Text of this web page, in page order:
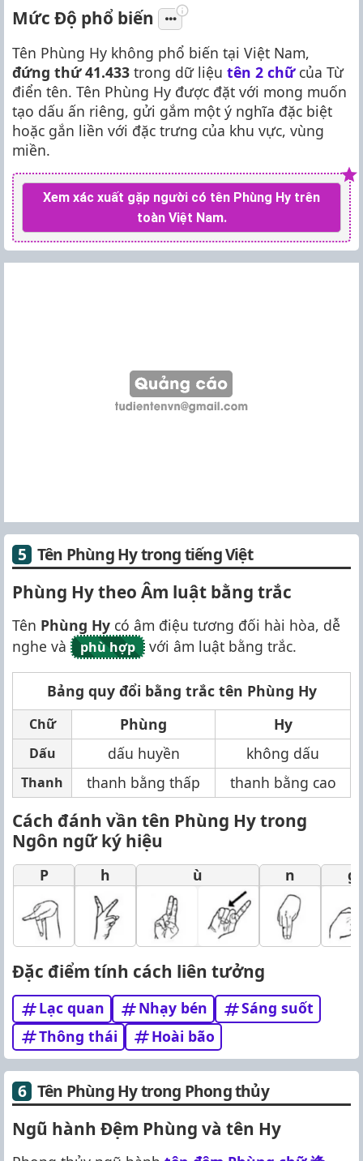
Mức Độ phổ biến
Tên Phùng Hy không phổ biến tại Việt Nam,
đứng thứ 41.433 trong dữ liệu tên 2 chữcủa Từ
điển tên. Tên Phùng Hy được đặt với mong muốn
tạo dấu ấn riêng, gửi gắm một ý nghĩa đặc biệt
hoặc gắn liền với đặc trưng của khu vực, vùng
miền.
Xem xác xuất gặp người có tên Phùng Hy trên
toàn Việt Nam.
Tên Phùng Hy trong tiếng Việt
Phùng Hy theo Âm luật bằng trắc
Tên Phùng Hy có âm điệu tương đối hài hòa, dễ
nghe và
phù hợp với âm luật bằng trắc.
Bảng quy đổi bằng trắc tên Phùng Hy
Chữ Phùng Hy
Dấu dấu huyền không dấu
Thanh thanh bằng thấp thanh bằng cao
Cách đánh vần tên Phùng Hy trong
Ngôn ngữ ký hiệu
P h ù n g
Đặc điểm tính cách liên tưởng
Lạc quan Nhạy bén
Sáng suốt
Thông thái
Hoài bão
Tên Phùng Hy trong Phong thủy
Ngũ hành Đệm Phùng và tên Hy